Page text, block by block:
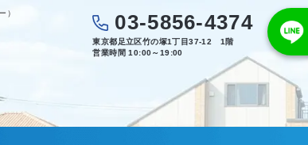
） 03-5856-4374
東京都足立区竹の塚1丁目37-12 1階
営業時間 10:00～19:00